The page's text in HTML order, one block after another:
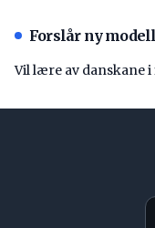
Forslår ny
Vil lære av danskane